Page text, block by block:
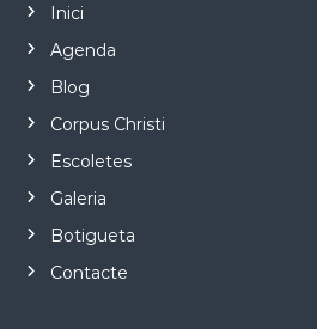
Inici
Agenda
Blog
Corpus Christi
Escoletes
Galeria
Botigueta
Contacte